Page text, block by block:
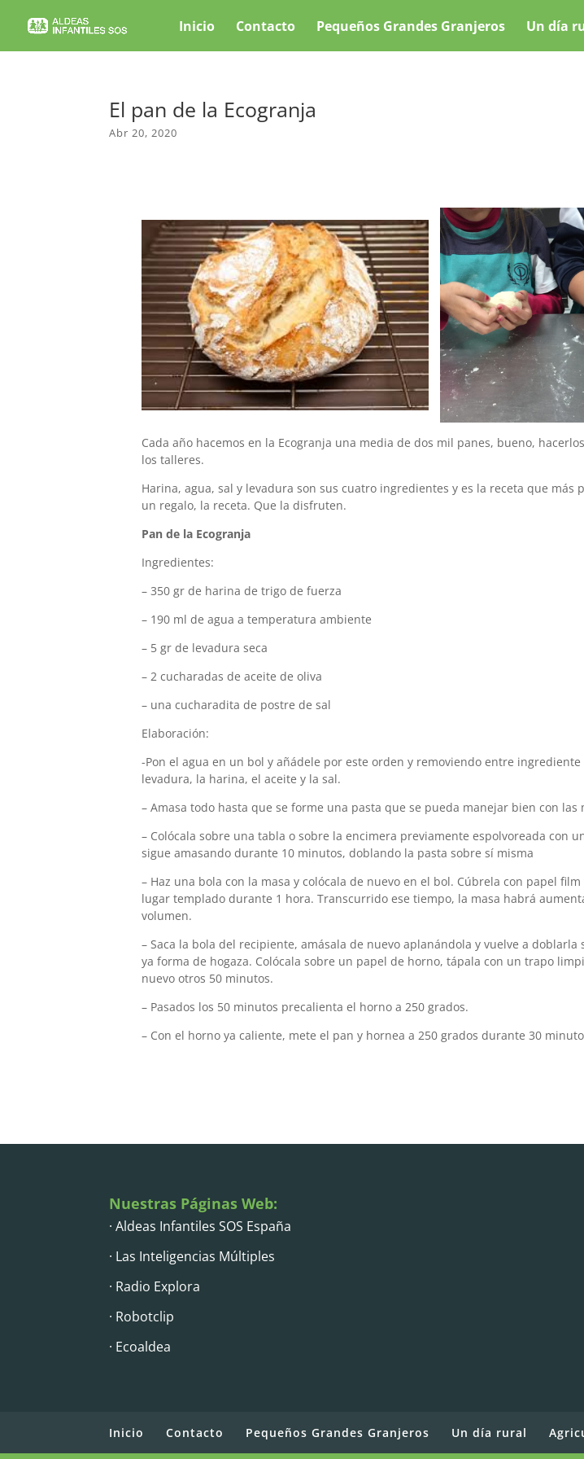
Inicio Contacto Pequeños Grandes Granjeros Un día
El pan de la Ecogranja
Abr 20, 2020
Cada año hacemos en la Ecogranja una media de dos mil panes, bueno,
los talleres.
Harina, agua, sal y levadura son sus cuatro ingredientes y es la receta que más
un regalo, la receta. Que la disfruten.
Pan de la Ecogranja
Ingredientes:
– 350 gr de harina de trigo de fuerza
– 190 ml de agua a temperatura ambiente
– 5 gr de levadura seca
– 2 cucharadas de aceite de oliva
– una cucharadita de postre de sal
Elaboración:
-Pon el agua en un bol y añádele por este orden y removiendo entre
levadura, la harina, el aceite y la sal.
– Amasa todo hasta que se forme una pasta que se pueda manejar bien con las
– Colócala sobre una tabla o sobre la encimera previamente espolvoreada con
sigue amasando durante 10 minutos, doblando la pasta sobre sí misma
– Haz una bola con la masa y colócala de nuevo en el bol. Cúbrela con papel
lugar templado durante 1 hora. Transcurrido ese tiempo, la masa habrá
volumen.
– Saca la bola del recipiente, amásala de nuevo aplanándola y vuelve a doblarla
ya forma de hogaza. Colócala sobre un papel de horno, tápala con un trapo
nuevo otros 50 minutos.
– Pasados los 50 minutos precalienta el horno a 250 grados.
– Con el horno ya caliente, mete el pan y hornea a 250 grados durante 30
Nuestras Páginas Web:
· Aldeas Infantiles SOS España
· Las Inteligencias Múltiples
· Radio Explora
· Robotclip
· Ecoaldea
Inicio Contacto Pequeños Grandes Granjeros Un día rural